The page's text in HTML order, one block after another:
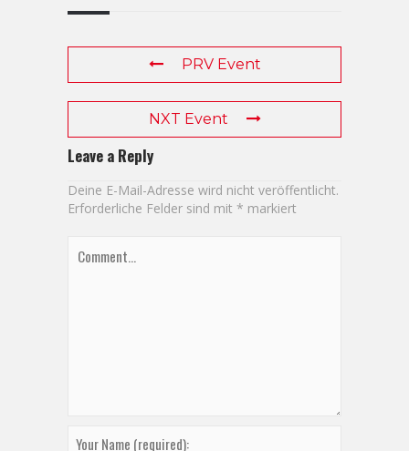
PRV Event
NXT Event
Leave a Reply
Deine E-Mail-Adresse wird nicht veröffentlicht.
Erforderliche Felder sind mit * markiert